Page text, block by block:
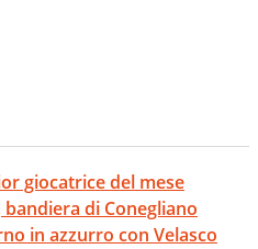
giocatrice del mese
di Conegliano
in azzurro con Velasco